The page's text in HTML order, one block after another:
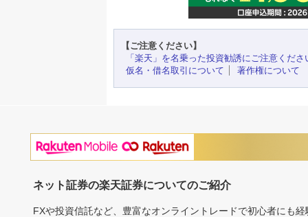
【ご注意ください】
「楽天」を名乗った投資勧誘にご注意くださ
仮名・借名取引について
著作権について
ネット証券の楽天証券についてのご紹介
FXや投資信託など、豊富なオンライントレードで初心者にも